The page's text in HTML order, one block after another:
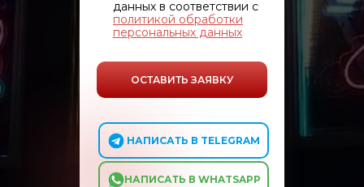
данных в соответствии с
политикой обработки
персональных данных
ОСТАВИТЬ ЗАЯВКУ
⠀ ⠀ НАПИСАТЬ В TELEGRAM
⠀ ⠀НАПИСАТЬ В WHATSAPP